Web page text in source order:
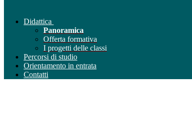
Didattica
Panoramica
Offerta formativa
I progetti delle classi
Percorsi di studio
Orientamento in entrata
Contatti